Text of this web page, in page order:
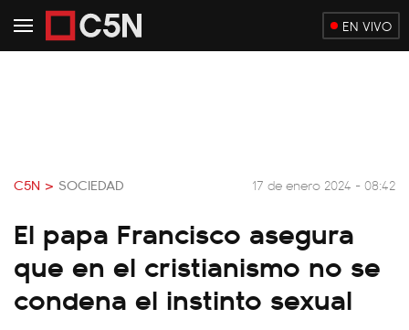
EN VIVO
C5N > SOCIEDAD 17 de enero 2024 - 08:42
El papa Francisco asegura
que en el cristianismo no se
condena el instinto sexual